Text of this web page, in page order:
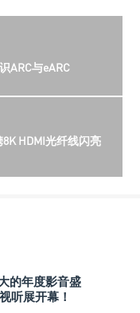
ARC与eARC
HDMI光纤线闪亮
的年度影音盛
听展开幕！